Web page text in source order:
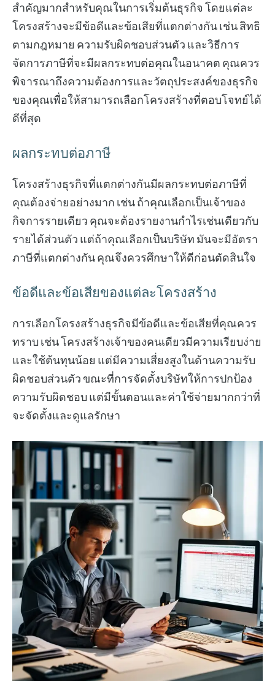
สำคัญมากสำหรับคุณในการเริ่มต้นธุรกิจ โดยแต่ละ
โครงสร้างจะมีข้อดีและข้อเสียที่แตกต่างกัน เช่น สิทธิ
ตามกฎหมาย ความรับผิดชอบส่วนตัว และวิธีการ
จัดการภาษีที่จะมีผลกระทบต่อคุณในอนาคต คุณควร
พิจารณาถึงความต้องการและวัตถุประสงค์ของธุรกิจ
ของคุณเพื่อให้สามารถเลือกโครงสร้างที่ตอบโจทย์ได้
ดีที่สุด
ผลกระทบต่อภาษี
โครงสร้างธุรกิจที่แตกต่างกันมีผลกระทบต่อภาษีที่
คุณต้องจ่ายอย่างมาก เช่น ถ้าคุณเลือกเป็นเจ้าของ
กิจการรายเดียว คุณจะต้องรายงานกำไรเช่นเดียวกับ
รายได้ส่วนตัว แต่ถ้าคุณเลือกเป็นบริษัท มันจะมีอัตรา
ภาษีที่แตกต่างกัน คุณจึงควรศึกษาให้ดีก่อนตัดสินใจ
ข้อดีและข้อเสียของแต่ละโครงสร้าง
การเลือกโครงสร้างธุรกิจมีข้อดีและข้อเสียที่คุณควร
ทราบ เช่น โครงสร้างเจ้าของคนเดียวมีความเรียบง่าย
และใช้ต้นทุนน้อย แต่มีความเสี่ยงสูงในด้านความรับ
ผิดชอบส่วนตัว ขณะที่การจัดตั้งบริษัทให้การปกป้อง
ความรับผิดชอบ แต่มีขั้นตอนและค่าใช้จ่ายมากกว่าที่
จะจัดตั้งและดูแลรักษา